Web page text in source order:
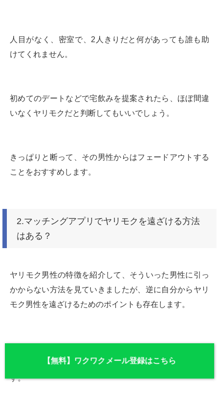
人目がなく、密室で、2人きりだと何があっても誰も助
けてくれません。
初めてのデートなどで宅飲みを提案されたら、ほぼ間違
いなくヤリモクだと判断してもいいでしょう。
きっぱりと断って、その男性からはフェードアウトする
ことをおすすめします。
2.マッチングアプリでヤリモクを遠ざける方法
はある？
ヤリモク男性の特徴を紹介して、そういった男性に引っ
かからない方法を見ていきましたが、逆に自分からヤリ
モク男性を遠ざけるためのポイントも存在します。
ば、ヤリモク被害に遭うリスクも低くすることができま
す。
【無料】ワクワクメール登録はこちら